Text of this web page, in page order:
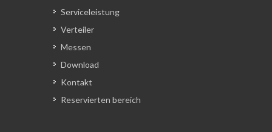
Serviceleistung
Verteiler
Messen
Download
Kontakt
Reservierten bereich